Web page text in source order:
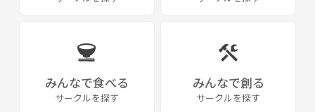
みんなで食べる
サークルを探す
みんなで創る
サークルを探す